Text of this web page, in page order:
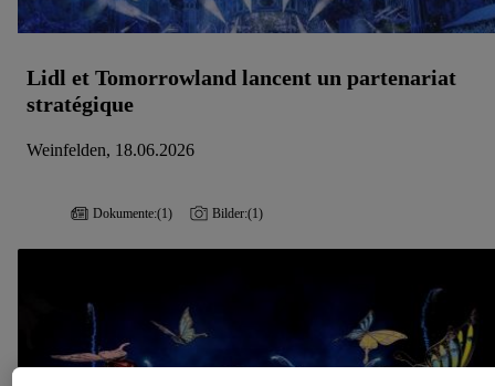
Lidl et Tomorrowland lancent un partenariat
stratégique
Weinfelden, 18.06.2026
Dokumente:(1) Bilder:(1)